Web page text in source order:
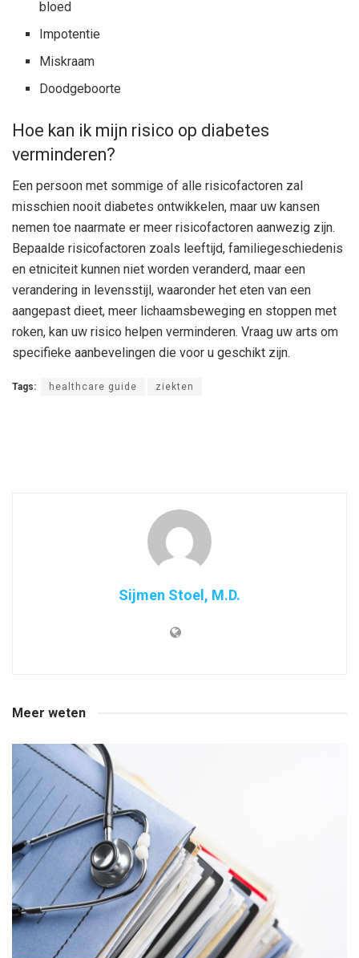
bloed
Impotentie
Miskraam
Doodgeboorte
Hoe kan ik mijn risico op diabetes
verminderen?
Een persoon met sommige of alle risicofactoren zal
misschien nooit diabetes ontwikkelen, maar uw kansen
nemen toe naarmate er meer risicofactoren aanwezig zijn.
Bepaalde risicofactoren zoals leeftijd, familiegeschiedenis
en etniciteit kunnen niet worden veranderd, maar een
verandering in levensstijl, waaronder het eten van een
aangepast dieet, meer lichaamsbeweging en stoppen met
roken, kan uw risico helpen verminderen. Vraag uw arts om
specifieke aanbevelingen die voor u geschikt zijn.
Tags: healthcare guide ziekten
Sijmen Stoel, M.D.
Meer weten